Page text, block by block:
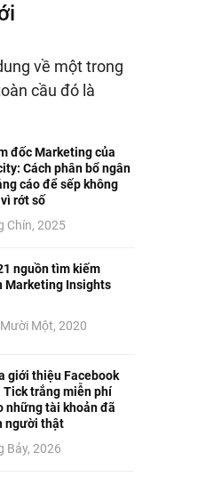
về một trong
cầu đó là
đốc Marketing của
Cách phân bổ ngân
cáo để sếp không
rớt số
Chín, 2025
nguồn tìm kiếm
Marketing Insights
Một, 2020
giới thiệu Facebook
trắng miễn phí
những tài khoản đã
người thật
Bảy, 2026